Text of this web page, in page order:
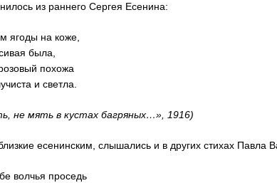
из раннего Сергея Есенина:
ягоды на коже,
была,
похожа
и светла.
не мять в кустах багряных…», 1916)
есенинским, слышались и в других стихах Павла
волчья проседь